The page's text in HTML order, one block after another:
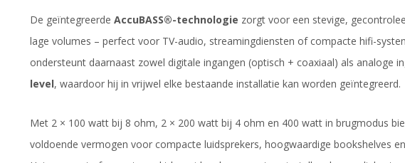
De geïntegreerde AccuBASS®-technologie zorgt voor een stevige,
lage volumes – perfect voor TV-audio, streamingdiensten of compacte hifi-
ondersteunt daarnaast zowel digitale ingangen (optisch + coaxiaal) als analoge
level, waardoor hij in vrijwel elke bestaande installatie kan worden geïntegreerd.
Met 2 × 100 watt bij 8 ohm, 2 × 200 watt bij 4 ohm en 400 watt in brugmodus
voldoende vermogen voor compacte luidsprekers, hoogwaardige bookshelves